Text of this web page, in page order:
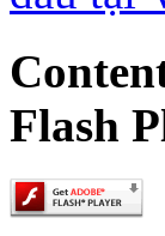
Flash